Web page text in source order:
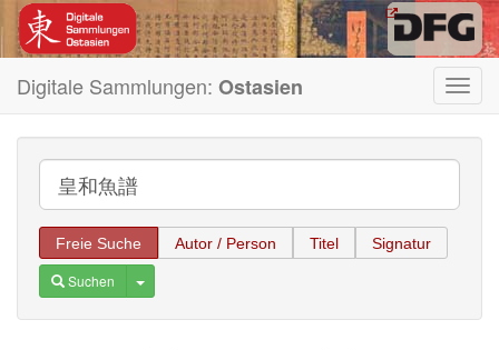
Digitale Sammlungen: Ostasien
Freie Suche Autor / Person Titel Signatur
Suchen Toggle Dropdown